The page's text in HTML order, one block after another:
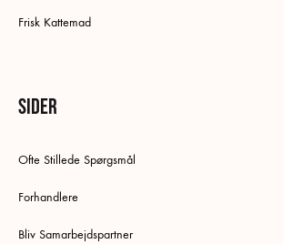
Frisk Kattemad
Sider
Ofte Stillede Spørgsmål
Forhandlere
Bliv Samarbejdspartner